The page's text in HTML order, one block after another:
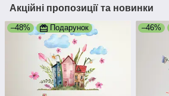
Акційні пропозиції та новинки
–48% Подарунок –46%